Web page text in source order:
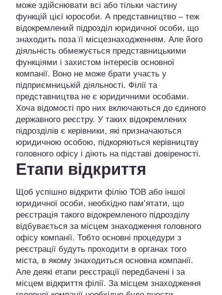
може здійснювати всі або тільки частину
функцій цієї юрособи. А представництво – теж
відокремлений підрозділ юридичної особи, що
знаходить поза її місцезнаходженням. Але його
діяльність обмежується представницькими
функціями і захистом інтересів основної
компанії. Воно не може брати участь у
підприємницькій діяльності. Філії та
представництва не є юридичними особами.
Хоча відомості про них включаються до єдиного
державного реєстру. У таких відокремлених
підрозділів є керівники, які призначаються
юридичною особою, підкоряються керівництву
головного офісу і діють на підставі довіреності.
Етапи відкриття
Щоб успішно відкрити філію ТОВ або іншої
юридичної особи, необхідно пам’ятати, що
реєстрація такого відокремленого підрозділу
відбувається за місцем знаходження головного
офісу компанії. Тобто основні процедури з
реєстрації будуть проходити в органах того
міста, в якому знаходиться основна компанії.
Але деякі етапи реєстрації передбачені і за
місцем відкриття філії. За місцем знаходження